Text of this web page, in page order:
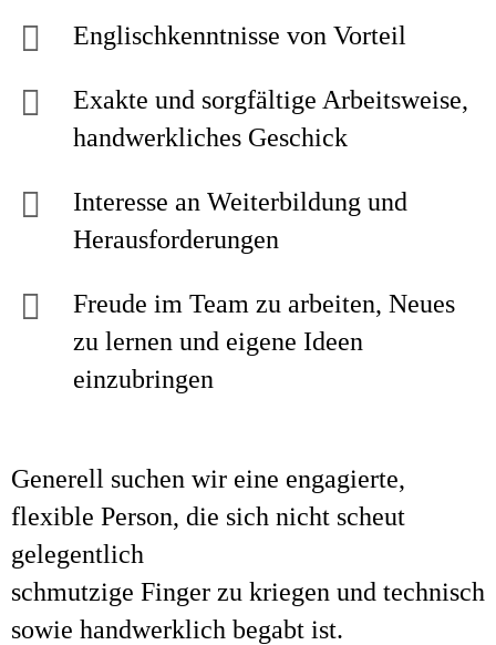
Englischkenntnisse von Vorteil
Exakte und sorgfältige Arbeitsweise,
handwerkliches Geschick
Interesse an Weiterbildung und
Herausforderungen
Freude im Team zu arbeiten, Neues
zu lernen und eigene Ideen
einzubringen
Generell suchen wir eine engagierte,
flexible Person, die sich nicht scheut
gelegentlich
schmutzige Finger zu kriegen und technisch
sowie handwerklich begabt ist.